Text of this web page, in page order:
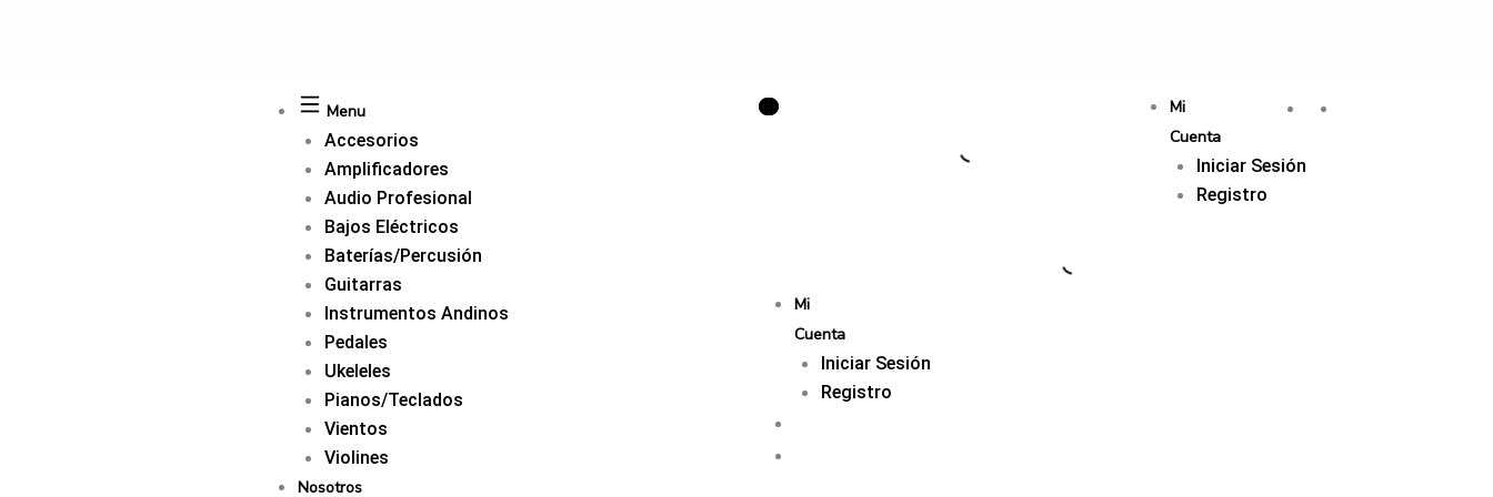
Menu
Accesorios
Amplificadores
Audio Profesional
Bajos Eléctricos
Baterías/Percusión
Guitarras
Instrumentos Andinos
Pedales
Ukeleles
Pianos/Teclados
Vientos
Violines
Nosotros
Mi
Cuenta
Iniciar Sesión
Registro
Mi
Cuenta
Iniciar Sesión
Registro